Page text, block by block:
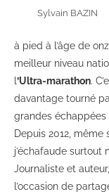
Sylvain BAZIN
à pied à l’âge de
meilleur niveau
l’Ultra-marathon.
davantage tourné
grandes
Depuis 2012,
j’échafaude surtout
Journaliste et
l’occasion de